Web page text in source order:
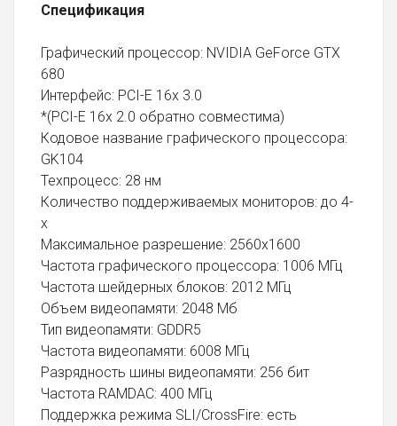
Спецификация
Графический процессор: NVIDIA GeForce GTX
680
Интерфейс: PCI-E 16x 3.0
*(PCI-E 16x 2.0 обратно совместима)
Кодовое название графического процессора:
GK104
Техпроцесс: 28 нм
Количество поддерживаемых мониторов: до 4-
х
Максимальное разрешение: 2560x1600
Частота графического процессора: 1006 МГц
Частота шейдерных блоков: 2012 МГц
Объем видеопамяти: 2048 Мб
Тип видеопамяти: GDDR5
Частота видеопамяти: 6008 МГц
Разрядность шины видеопамяти: 256 бит
Частота RAMDAC: 400 МГц
Поддержка режима SLI/CrossFire: есть